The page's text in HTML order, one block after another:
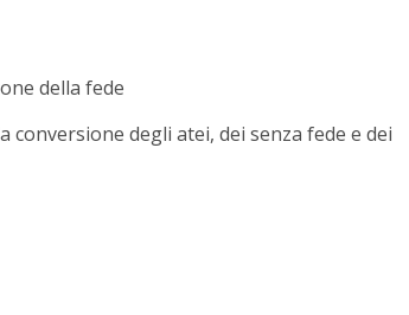
della fede
degli atei, dei senza fede e dei